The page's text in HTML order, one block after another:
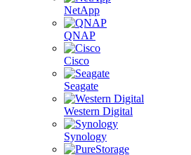
NetApp
QNAP
Cisco
Seagate
Western Digital
Synology